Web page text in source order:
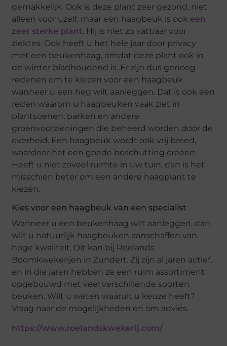
gemakkelijk. Ook is deze plant zeer gezond, niet
alleen voor uzelf, maar een haagbeuk is ook een
zeer sterke plant. Hij is niet zo vatbaar voor
ziektes. Ook heeft u het hele jaar door privacy
met een beukenhaag, omdat deze plant ook in
de winter bladhoudend is. Er zijn dus genoeg
redenen om te kiezen voor een haagbeuk
wanneer u een heg wilt aanleggen. Dat is ook een
reden waarom u haagbeuken vaak ziet in
plantsoenen, parken en andere
groenvoorzieningen die beheerd worden door de
overheid. Een haagbeuk wordt ook vrij breed,
waardoor het een goede beschutting creëert.
Heeft u niet zoveel ruimte in uw tuin, dan is het
misschien beter om een andere haagplant te
kiezen.
Kies voor een haagbeuk van een specialist
Wanneer u een beukenhaag wilt aanleggen, dan
wilt u natuurlijk haagbeuken aanschaffen van
hoge kwaliteit. Dit kan bij Roelands
Boomkwekerijen in Zundert. Zij zijn al jaren actief,
en in die jaren hebben ze een ruim assortiment
opgebouwd met veel verschillende soorten
beuken. Wilt u weten waaruit u keuze heeft?
Vraag naar de mogelijkheden en om advies.
https://www.roelandskwekerij.com/